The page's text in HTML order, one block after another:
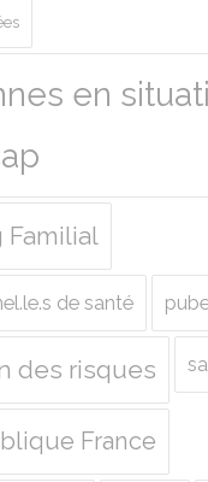
en
Familial
de santé
des risques
France